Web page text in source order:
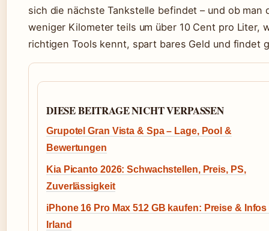
sich die nächste Tankstelle befindet – und ob
weniger Kilometer teils um über 10 Cent pro Liter,
richtigen Tools kennt, spart bares Geld und findet
DIESE BEITRAGE NICHT VERPASSEN
Grupotel Gran Vista & Spa – Lage, Pool &
Bewertungen
Kia Picanto 2026: Schwachstellen, Preis, PS,
Zuverlässigkeit
iPhone 16 Pro Max 512 GB kaufen: Preise &
Irland